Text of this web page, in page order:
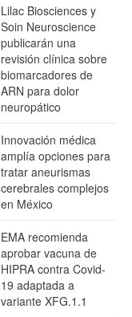
Lilac Biosciences y
Soin Neuroscience
publicarán una
revisión clínica sobre
biomarcadores de
ARN para dolor
neuropático
Innovación médica
amplía opciones para
tratar aneurismas
cerebrales complejos
en México
EMA recomienda
aprobar vacuna de
HIPRA contra Covid-
19 adaptada a
variante XFG.1.1